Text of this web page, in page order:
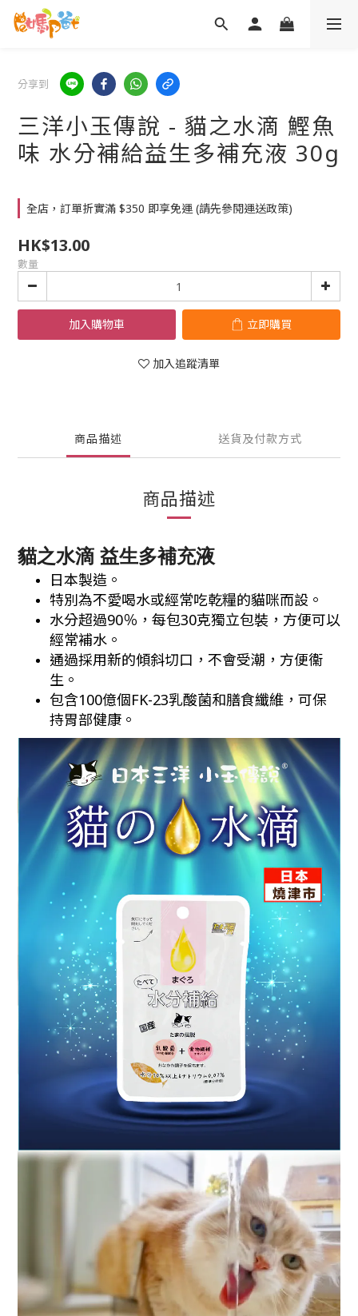
分享到
三洋小玉傳說 - 貓之水滴 鰹魚
味 水分補給益生多補充液 30g
全店，訂單折實滿 $350 即享免運 (請先參閱運送政策)
HK$13.00
數量
加入購物車 立即購買
加入追蹤清單
商品描述 送貨及付款方式
商品描述
貓之水滴 益生多補充液
日本製造。
特別為不愛喝水或經常吃乾糧的貓咪而設。
水分超過90％，每包30克獨立包裝，方便可以
經常補水。
通過採用新的傾斜切口，不會受潮，方便衞
生。
包含100億個FK-23乳酸菌和膳食纖維，可保
持胃部健康。